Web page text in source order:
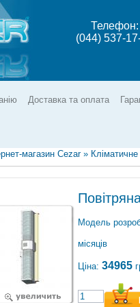
Телефон:
(044) 537-
Доставка та оплата
магазин Cezar »
Модель
місяців
Ціна: 34965